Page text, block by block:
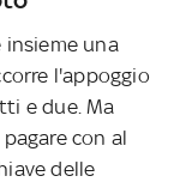
insieme una
l'appoggio
e due. Ma
con al
delle